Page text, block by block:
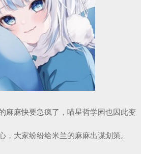
麻麻快要急疯了，喵星哲学园也因此变
，大家纷纷给米兰的麻麻出谋划策。